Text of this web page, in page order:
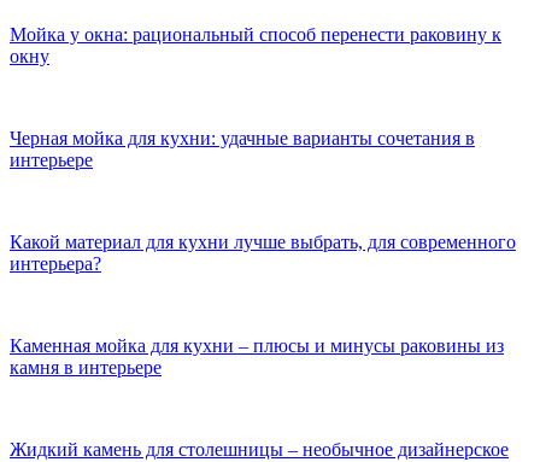
Мойка у окна: рациональный способ перенести раковину к
окну
Черная мойка для кухни: удачные варианты сочетания в
интерьере
Какой материал для кухни лучше выбрать, для современного
интерьера?
Каменная мойка для кухни – плюсы и минусы раковины из
камня в интерьере
Жидкий камень для столешницы – необычное дизайнерское